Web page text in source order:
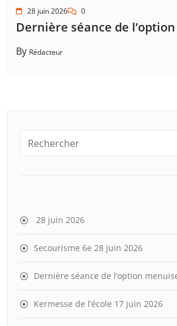
28 juin 2026 0
Dernière séance de
By Rédacteur
28 juin 2026
Secourisme 6e 28 juin 2026
Dernière séance de l’option
Kermesse de l’école 17 juin 2026